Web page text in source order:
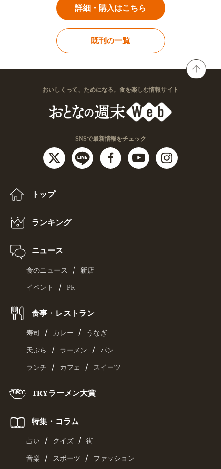
詳細・購入はこちら
既刊の一覧
おいしくって、ためになる。食を楽しむ情報サイト
SNSで最新情報をチェック
トップ
ランキング
ニュース
食のニュース / 新店
イベント / PR
食事・レストラン
寿司 / カレー / うなぎ
天ぷら / ラーメン / パン
ランチ / カフェ / スイーツ
TRYラーメン大賞
特集・コラム
占い / クイズ / 街
音楽 / スポーツ / ファッション